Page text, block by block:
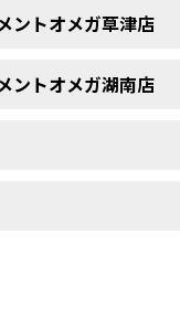
ントオメガ草津店
ントオメガ湖南店